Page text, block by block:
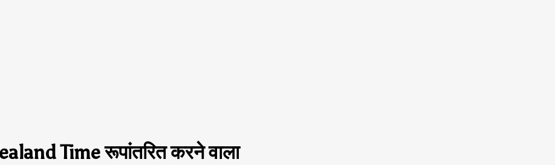
Time रूपांतरित करने वाला